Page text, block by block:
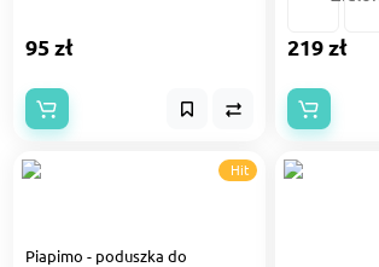
95 zł 219 zł
Hit
Piapimo - poduszka do